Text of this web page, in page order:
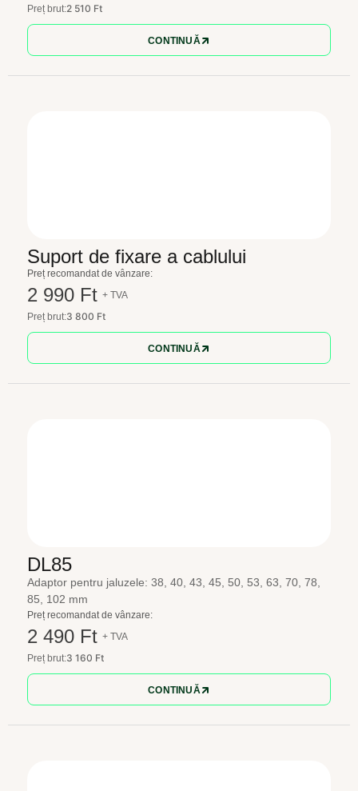
Preț brut:2 510 Ft
CONTINUĂ
Suport de fixare a cablului
Preț recomandat de vânzare:
2 990 Ft + TVA
Preț brut:3 800 Ft
CONTINUĂ
DL85
Adaptor pentru jaluzele: 38, 40, 43, 45, 50, 53, 63, 70, 78,
85, 102 mm
Preț recomandat de vânzare:
2 490 Ft + TVA
Preț brut:3 160 Ft
CONTINUĂ